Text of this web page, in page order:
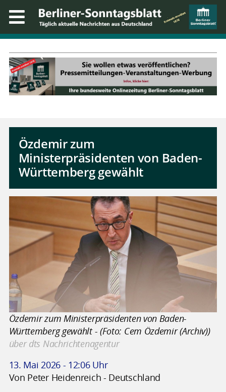
Özdemir zum
Ministerpräsidenten von Baden-
Württemberg gewählt
Özdemir zum Ministerpräsidenten von Baden-
Württemberg gewählt - (Foto: Cem Özdemir (Archiv))
über dts Nachrichtenagentur
13. Mai 2026 - 12:06 Uhr
Von Peter Heidenreich - Deutschland